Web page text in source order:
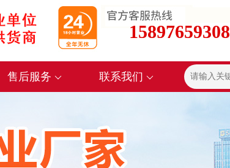
15897659308
售后服务 联系我们